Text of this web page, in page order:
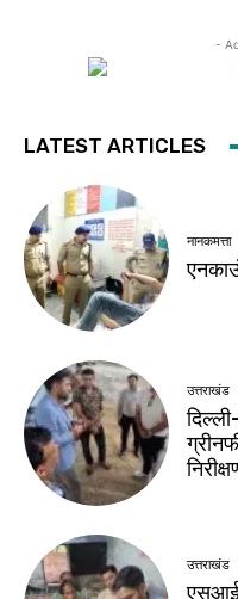
-
LATEST ARTICLES
नानकमत्ता
उत्तराखंड
उत्तराखंड